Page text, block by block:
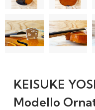
KEISUKE
Modello